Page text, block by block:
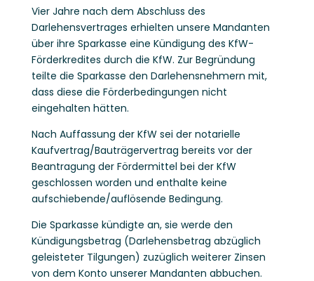
Vier Jahre nach dem Abschluss des
Darlehensvertrages erhielten unsere Mandanten
über ihre Sparkasse eine Kündigung des KfW-
Förderkredites durch die KfW. Zur Begründung
teilte die Sparkasse den Darlehensnehmern mit,
dass diese die Förderbedingungen nicht
eingehalten hätten.
Nach Auffassung der KfW sei der notarielle
Kaufvertrag/Bauträgervertrag bereits vor der
Beantragung der Fördermittel bei der KfW
geschlossen worden und enthalte keine
aufschiebende/auflösende Bedingung.
Die Sparkasse kündigte an, sie werde den
Kündigungsbetrag (Darlehensbetrag abzüglich
geleisteter Tilgungen) zuzüglich weiterer Zinsen
von dem Konto unserer Mandanten abbuchen.